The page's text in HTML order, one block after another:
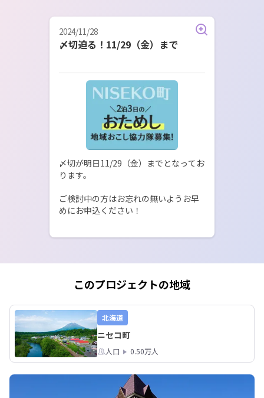
2024/11/28
〆切迫る！11/29（金）まで
〆切が明日11/29（金）までとなってお
ります。
ご検討中の方はお忘れの無いようお早
めにお申込ください！
このプロジェクトの地域
北海道
ニセコ町
人口 0.50万人